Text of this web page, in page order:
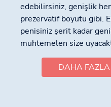
edebilirsiniz, genişlik her
prezervatif boyutu gibi.
penisiniz şerit kadar
muhtemelen size
DAHA